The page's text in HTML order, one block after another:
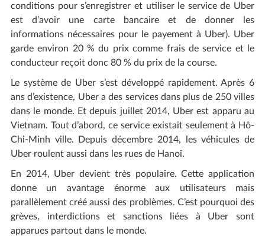
conditions pour s’enregistrer et utiliser le service de Uber
est d’avoir une carte bancaire et de donner les
informations nécessaires pour le payement à Uber). Uber
garde environ 20 % du prix comme frais de service et le
conducteur reçoit donc 80 % du prix de la course.
Le système de Uber s’est développé rapidement. Après 6
ans d’existence, Uber a des services dans plus de 250 villes
dans le monde. Et depuis juillet 2014, Uber est apparu au
Vietnam. Tout d’abord, ce service existait seulement à Hô-
Chi-Minh ville. Depuis décembre 2014, les véhicules de
Uber roulent aussi dans les rues de Hanoï.
En 2014, Uber devient très populaire. Cette application
donne un avantage énorme aux utilisateurs mais
parallèlement créé aussi des problèmes. C’est pourquoi des
grèves, interdictions et sanctions liées à Uber sont
apparues partout dans le monde.